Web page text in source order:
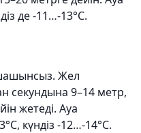
де -11…-13°С.
Жел
секундына 9–14 метр,
жетеді. Ауа
күндіз -12…-14°С.